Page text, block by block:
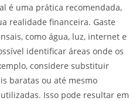
é uma prática recomendada,
realidade financeira. Gaste
como água, luz, internet e
identificar áreas onde os
considere substituir
baratas ou até mesmo
Isso pode resultar em